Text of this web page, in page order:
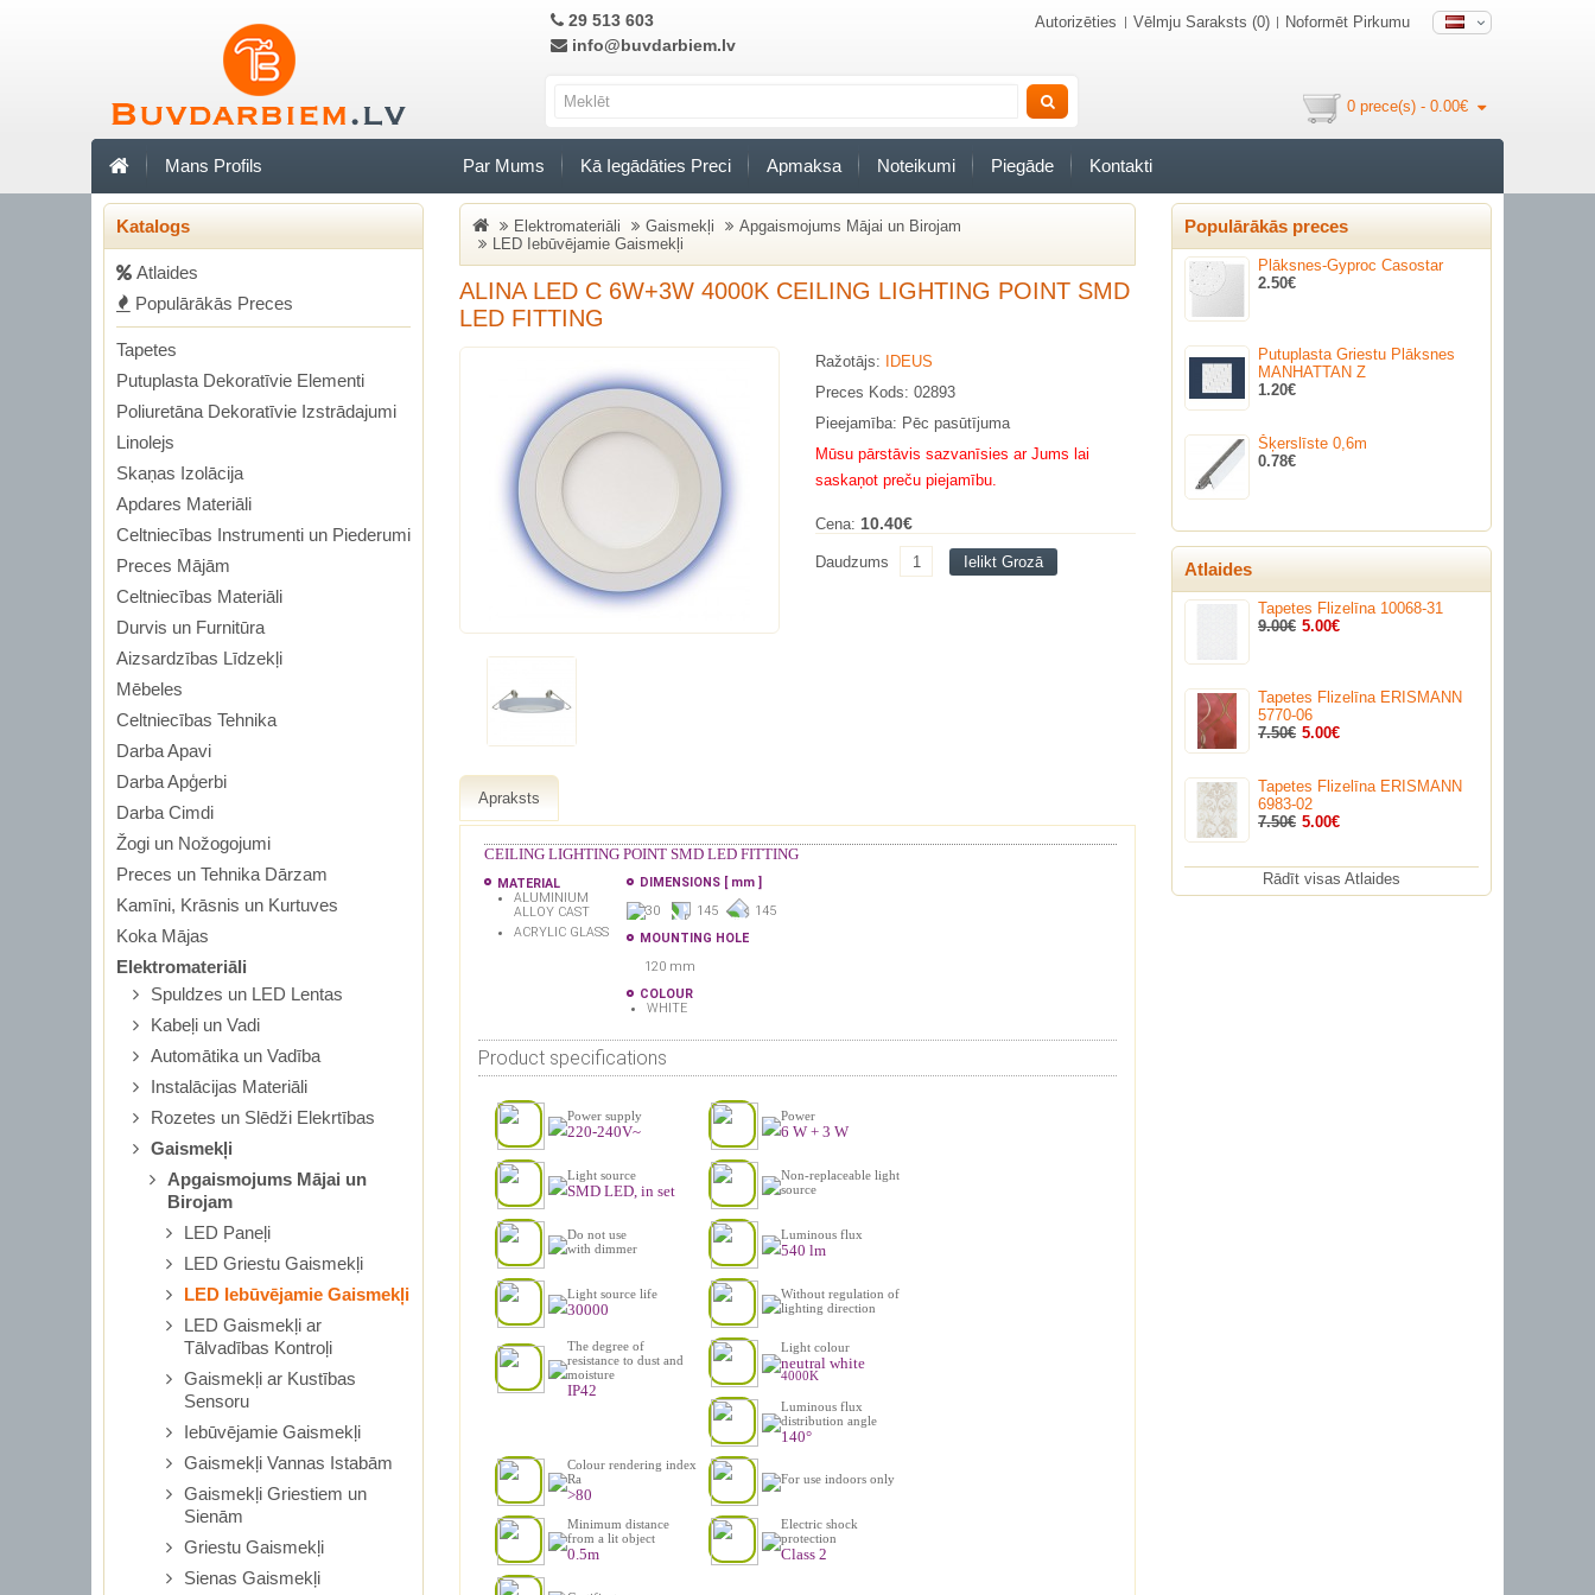
29 513 603
info@buvdarbiem.lv
Autorizēties Vēlmju Saraksts (0) Noformēt Pirkumu
0 prece(s) - 0.00€
Mans Profils Par Mums Kā Iegādāties Preci Apmaksa Noteikumi Piegāde Kontakti
Katalogs
Аtlaides
Populārākās Preces
Tapetes
Putuplasta Dekoratīvie Elementi
Poliuretāna Dekoratīvie Izstrādajumi
Linolejs
Skaņas Izolācija
Apdares Materiāli
Celtniecības Instrumenti un Piederumi
Preces Mājām
Celtniecības Materiāli
Durvis un Furnitūra
Aizsardzības Līdzekļi
Mēbeles
Celtniecības Tehnika
Darba Apavi
Darba Apģerbi
Darba Cimdi
Žogi un Nožogojumi
Preces un Tehnika Dārzam
Kamīni, Krāsnis un Kurtuves
Koka Mājas
Elektromateriāli
Spuldzes un LED Lentas
Kabeļi un Vadi
Automātika un Vadība
Instalācijas Materiāli
Rozetes un Slēdži Elekrtības
Gaismekļi
Apgaismojums Mājai un
Birojam
LED Paneļi
LED Griestu Gaismekļi
LED Iebūvējamie Gaismekļi
LED Gaismekļi ar
Tālvadības Kontroļi
Gaismekļi ar Kustības
Sensoru
Iebūvējamie Gaismekļi
Gaismekļi Vannas Istabām
Gaismekļi Griestiem un
Sienām
Griestu Gaismekļi
Sienas Gaismekļi
Elektromateriāli Gaismekļi
Apgaismojums Mājai un Birojam
LED Iebūvējamie Gaismekļi
ALINA LED C 6W+3W 4000K CEILING LIGHTING POINT SMD
LED FITTING
Ražotājs:
IDEUS
Preces Kods: 02893
Pieejamība: Pēc pasūtījuma
Mūsu pārstāvis sazvanīsies ar Jums lai
saskaņot preču piejamību.
Cena: 10.40€
Daudzums Ielikt Grozā
Apraksts
CEILING LIGHTING POINT SMD LED FITTING
MATERIAL
ALUMINIUM
ALLOY CAST
ACRYLIC GLASS
DIMENSIONS [ mm ]
30
145
145
MOUNTING HOLE
120 mm
COLOUR
WHITE
Product specifications
Power supply
220-240V~
Power
6 W + 3 W
Light source
SMD LED, in set
Non-replaceable light
source
Do not use
with dimmer
Luminous flux
540 lm
Light source life
30000
Without regulation of
lighting direction
The degree of
resistance to dust and
moisture
IP42
Light colour
neutral white
4000K
Luminous flux
distribution angle
140°
Colour rendering index
Ra
>80
For use indoors only
Minimum distance
from a lit object
0.5m
Electric shock
protection
Class 2
Populārākās preces
Plāksnes-Gyproc Casostar
2.50€
Putuplasta Griestu Plāksnes
MANHATTAN Z
1.20€
Šķerslīste 0,6m
0.78€
Atlaides
Tapetes Flizelīna 10068-31
9.00€ 5.00€
Tapetes Flizelīna ERISMANN
5770-06
7.50€ 5.00€
Tapetes Flizelīna ERISMANN
6983-02
7.50€ 5.00€
Rādīt visas Atlaides